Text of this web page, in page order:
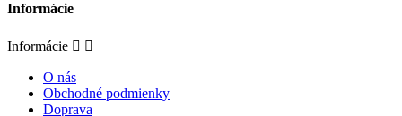
Informácie
Informácie  
O nás
Obchodné podmienky
Doprava